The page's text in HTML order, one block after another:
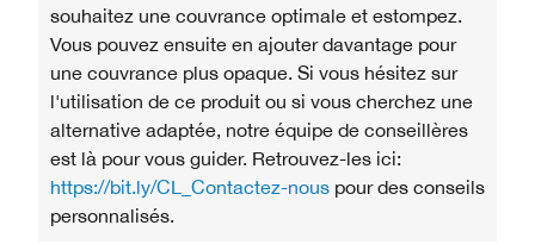
souhaitez une couvrance optimale et estompez.
Vous pouvez ensuite en ajouter davantage pour
une couvrance plus opaque. Si vous hésitez sur
l'utilisation de ce produit ou si vous cherchez une
alternative adaptée, notre équipe de conseillères
est là pour vous guider. Retrouvez-les ici:
https://bit.ly/CL_Contactez-nous pour des conseils
personnalisés.